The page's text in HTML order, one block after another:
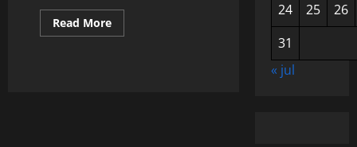
Read MoreRead
more
24
25
26
31
« jul